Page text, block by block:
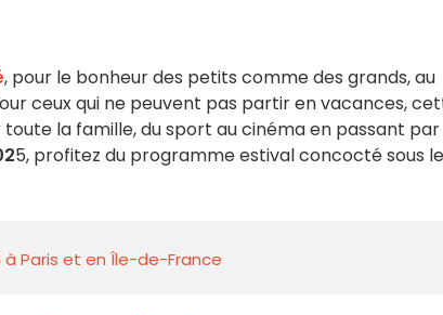
, pour le bonheur des petits comme des grands, au
ceux qui ne peuvent pas partir en vacances,
la famille, du sport au cinéma en passant
5, profitez du programme estival concocté sous le
Paris et en Île-de-France